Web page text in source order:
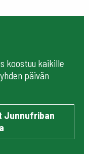
koostuu kaikille
päivän
Junnufriban